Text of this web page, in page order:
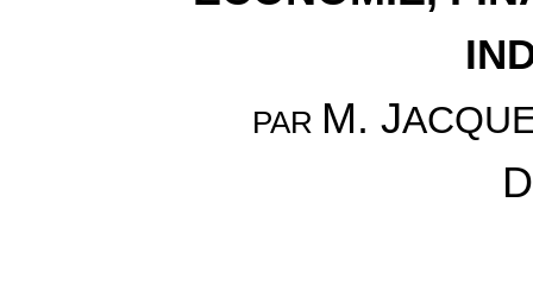
PAR M. J